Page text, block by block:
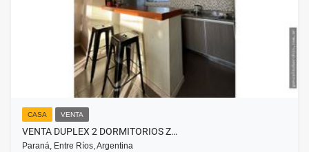
CASA VENTA
VENTA DUPLEX 2 DORMITORIOS Z…
Paraná, Entre Ríos, Argentina